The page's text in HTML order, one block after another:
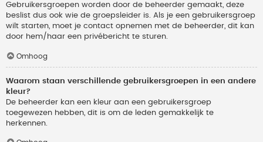
Gebruikersgroepen worden door de beheerder gemaakt, deze
beslist dus ook wie de groepsleider is. Als je een gebruikersgroep
wilt starten, moet je contact opnemen met de beheerder, dit kan
door hem/haar een privébericht te sturen.
Omhoog
Waarom staan verschillende gebruikersgroepen in een andere
kleur?
De beheerder kan een kleur aan een gebruikersgroep
toegewezen hebben, dit is om de leden gemakkelijk te
herkennen.